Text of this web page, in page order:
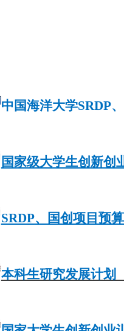
中国海洋大学SRDP
国家级大学生创新创
SRDP、国创项目预
本科生研究发展计划